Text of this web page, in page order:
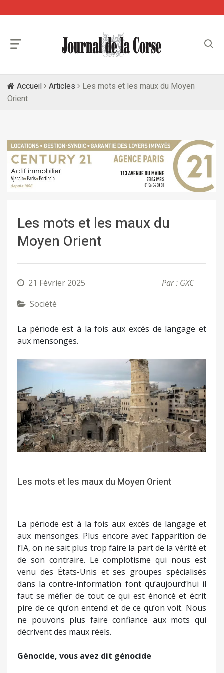
Accueil Articles
Les mots et les maux du Moyen
Orient
Les mots et les maux du
Moyen Orient
21 Février 2025
Par : GXC
Société
La période est à la fois aux excés de langage et
aux mensonges.
Les mots et les maux du Moyen Orient
La période est à la fois aux excès de langage et
aux mensonges. Plus encore avec l’apparition de
l’IA, on ne sait plus trop faire la part de la vérité et
de son contraire. Le complotisme qui nous est
venu des États-Unis et ses groupes spécialisés
dans la contre-information font qu’aujourd’hui il
faut se méfier de tout ce qui est énoncé et écrit
pire de ce qu’on entend et de ce qu’on voit. Nous
ne pouvons plus faire confiance aux mots qui
décrivent des maux réels.
Génocide, vous avez dit génocide